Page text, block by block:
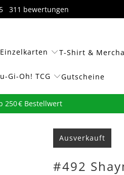
T-Shirt &
Gi-Oh! TCG Gutscheine
311 bewertungen
250 € Bestellwert
Ausverkauft
#492